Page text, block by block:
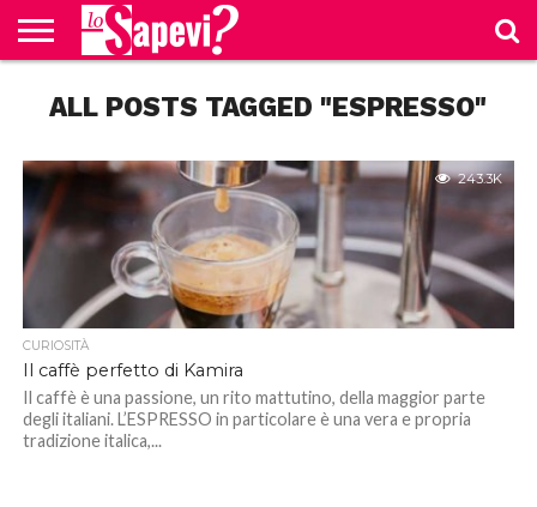
BENESSERE
GOSSIP
PRODOTTI
AMAZON
NEWS
CASA E
CUCINA
ALL POSTS TAGGED "ESPRESSO"
243.3K
CURIOSITÀ
Il caffè perfetto di Kamira
Il caffè è una passione, un rito mattutino, della maggior parte
degli italiani. L’ESPRESSO in particolare è una vera e propria
tradizione italica,...